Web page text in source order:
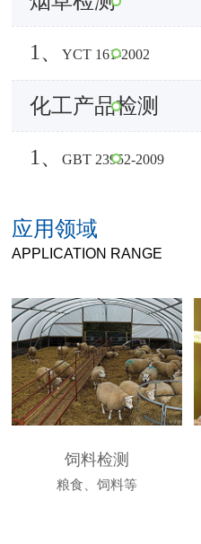
1、YCT 161-2002
化工产品检测
1、GBT 23952-2009
应用领域
APPLICATION RANGE
饲料检测
粮食、饲料等